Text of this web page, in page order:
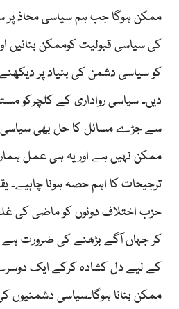
ممکن ہوگا جب ہم سیاسی محاذ
کی سیاسی قبولیت کوممکن بنائیں
کو سیاسی دشمن کی بنیاد پر دیکھنے
دیں۔ سیاسی رواداری کے کلچرکو
سے جڑے مسائل کا حل بھی سیاسی
ممکن نہیں ہے اور یہ ہی عمل
ترجیحات کا اہم حصہ ہونا چاہیے۔
حزب اختلاف دونوں کو ماضی کی
کر جہاں آگے بڑھنے کی ضرورت ہے
کے لیے دل کشادہ کرکے ایک
ممکن بنانا ہوگا۔سیاسی دشمنیوں کی